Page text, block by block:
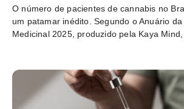
O número de pacientes de cannabis no
um patamar inédito. Segundo o Anuário
Medicinal 2025, produzido pela Kaya Mind,